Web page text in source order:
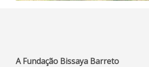
A Fundação Bissaya Barreto